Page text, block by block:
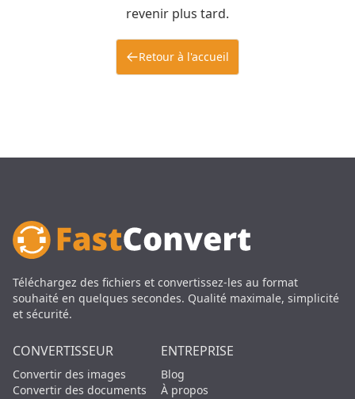
revenir plus tard.
Retour à l'accueil
Téléchargez des fichiers et convertissez-les au format
souhaité en quelques secondes. Qualité maximale, simplicité
et sécurité.
CONVERTISSEUR
Convertir des images
Convertir des documents
ENTREPRISE
Blog
À propos